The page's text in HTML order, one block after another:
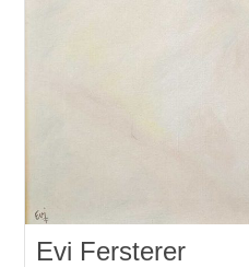
Evi Fersterer